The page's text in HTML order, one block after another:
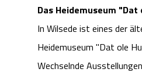
Das Heidemuseum "Dat
In Wilsede ist eines der
Heidemuseum "Dat ole
Wechselnde